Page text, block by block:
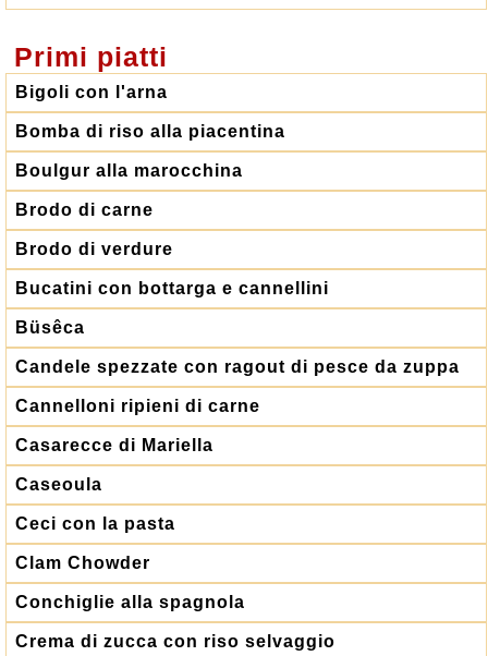
Primi piatti
Bigoli con l'arna
Bomba di riso alla piacentina
Boulgur alla marocchina
Brodo di carne
Brodo di verdure
Bucatini con bottarga e cannellini
Büsêca
Candele spezzate con ragout di pesce da zuppa
Cannelloni ripieni di carne
Casarecce di Mariella
Caseoula
Ceci con la pasta
Clam Chowder
Conchiglie alla spagnola
Crema di zucca con riso selvaggio